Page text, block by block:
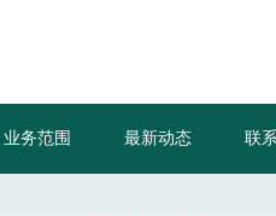
业务范围 最新动态 联